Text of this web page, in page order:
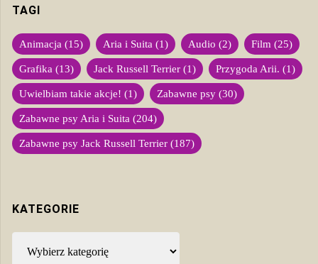
TAGI
Animacja (15) Aria i Suita (1) Audio (2) Film (25)
Grafika (13) Jack Russell Terrier (1) Przygoda Arii. (1)
Uwielbiam takie akcje! (1) Zabawne psy (30)
Zabawne psy Aria i Suita (204)
Zabawne psy Jack Russell Terrier (187)
KATEGORIE